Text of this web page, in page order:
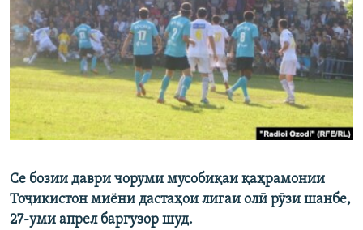
ГУЗОРИШҲОИ РАДИОӢ
Русский
ПАЙГИРӢ КУНЕД
Ҳамаи сомонаҳои RFE/RL
Се бозии даври чоруми мусобиқаи қаҳрамонии
Тоҷикистон миёни дастаҳои лигаи олӣ рӯзи шанбе,
27-уми апрел баргузор шуд.